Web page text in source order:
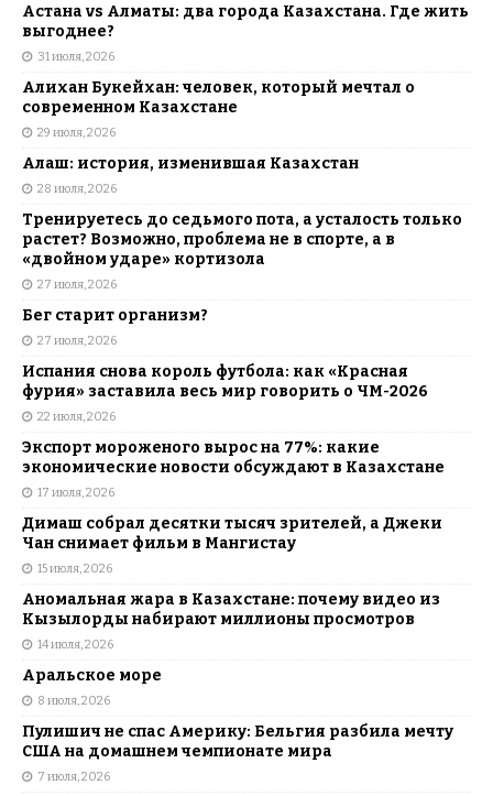
Астана vs Алматы: два города Казахстана. Где жить
выгоднее?
31 июля, 2026
Алихан Букейхан: человек, который мечтал о
современном Казахстане
29 июля, 2026
Алаш: история, изменившая Казахстан
28 июля, 2026
Тренируетесь до седьмого пота, а усталость только
растет? Возможно, проблема не в спорте, а в
«двойном ударе» кортизола
27 июля, 2026
Бег старит организм?
27 июля, 2026
Испания снова король футбола: как «Красная
фурия» заставила весь мир говорить о ЧМ-2026
22 июля, 2026
Экспорт мороженого вырос на 77%: какие
экономические новости обсуждают в Казахстане
17 июля, 2026
Димаш собрал десятки тысяч зрителей, а Джеки
Чан снимает фильм в Мангистау
15 июля, 2026
Аномальная жара в Казахстане: почему видео из
Кызылорды набирают миллионы просмотров
14 июля, 2026
Аральское море
8 июля, 2026
Пулишич не спас Америку: Бельгия разбила мечту
США на домашнем чемпионате мира
7 июля, 2026